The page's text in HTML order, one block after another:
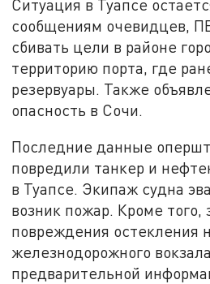
Ситуация в Туапсе
сообщениям очевидцев,
сбивать цели в районе
территорию порта, где
резервуары. Также
опасность в Сочи.
Последние данные
повредили танкер и
в Туапсе. Экипаж судна
возник пожар. Кроме того,
повреждения остекления
железнодорожного
предварительной